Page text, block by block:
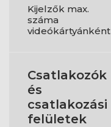
Kijelzők max.
száma
videókártyánként
Csatlakozók
és
csatlakozási
felületek